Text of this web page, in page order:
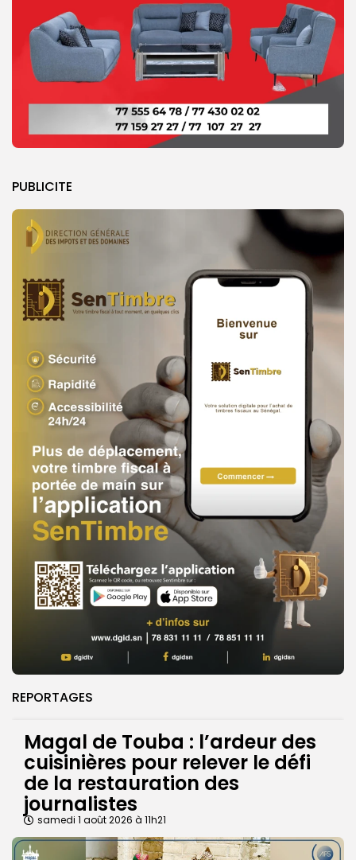
PUBLICITE
REPORTAGES
Magal de Touba : l’ardeur des
cuisinières pour relever le défi
de la restauration des
journalistes
samedi 1 août 2026 à 11h21